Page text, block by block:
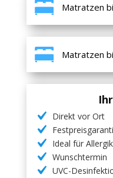
Matratzen
Matratzen
Direkt vor Ort
Ideal für
Wunschtermin
UVC-